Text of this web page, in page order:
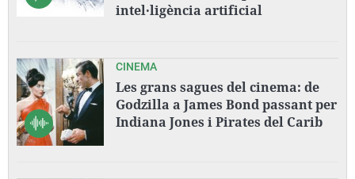
intel·ligència artificial
CINEMA
Les grans sagues del cinema: de
Godzilla a James Bond passant per
Indiana Jones i Pirates del Carib